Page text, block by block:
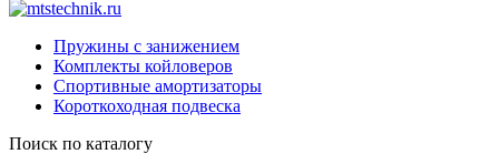
Пружины с занижением
Комплекты койловеров
Спортивные амортизаторы
Короткоходная подвеска
Поиск по каталогу